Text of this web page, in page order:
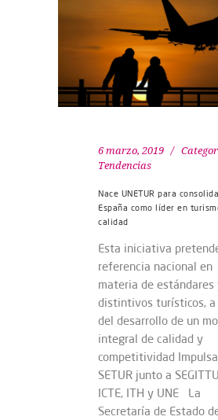
6 marzo, 2019
Tendencias
Nace UNETUR para
España como líder en
calidad
Esta iniciativa
referencia nacional en
materia de estándares
distintivos turísticos, a
del desarrollo de un
integral de calidad y
competitividad
SETUR junto a
ICTE, ITH y UNE La
Secretaría de Estado